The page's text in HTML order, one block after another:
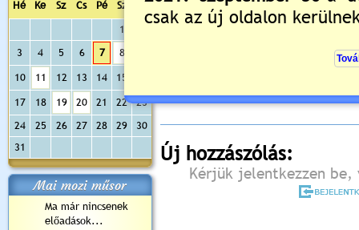
Hé Ke Sz Cs Pé Sz
Va
1
3
4 5 6 7 8
10 11 12 13 14 15
17 18 19 20 21 22
23
24
25 26 27 28 29
30
31
Mai mozi műsor
Ma már nincsenek
előadások...
Új hozzászólás:
Kérjük jelentkezzen be,